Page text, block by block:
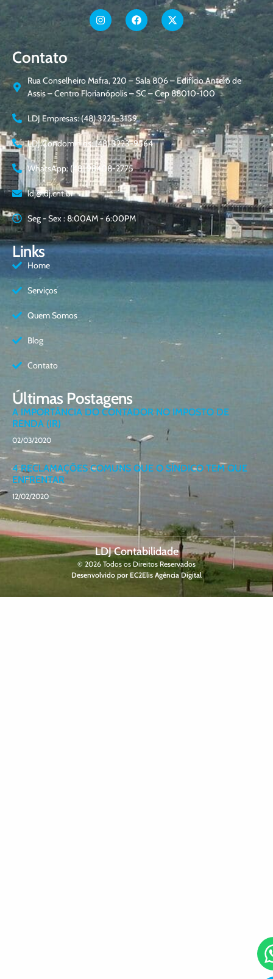
Contato
Rua Conselheiro Mafra, 220 – Sala 806 – Edifício Antero de
Assis – Centro Florianópolis – SC – Cep 88010-100
LDJ Empresas: (48) 3225-3159
LDJ Condomínios: (48) 3223-9564
WhatsApp: (48) 98408-2775
ldj@ldj.cnt.br
Seg - Sex : 8:00AM - 6:00PM
Links
Home
Serviços
Quem Somos
Blog
Contato
Últimas Postagens
A IMPORTÂNCIA DO CONTADOR NO IMPOSTO DE
RENDA (IR)
02/03/2020
4 RECLAMAÇÕES COMUNS QUE O SÍNDICO TEM QUE
ENFRENTAR
12/02/2020
LDJ Contabilidade
© 2026 Todos os Direitos Reservados
Desenvolvido por EC2Elis Agência Digital